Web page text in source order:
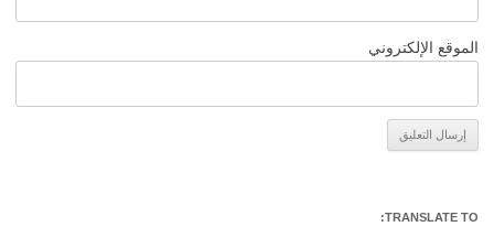
الموقع الإلكتروني
TRANSLATE TO: